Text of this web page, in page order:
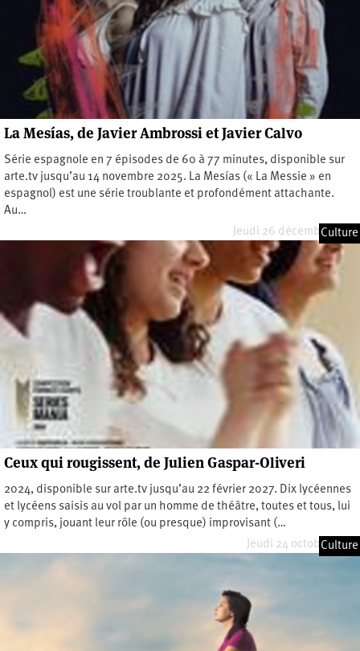
La Mesías, de Javier Ambrossi et Javier Calvo
Série espagnole en 7 épisodes de 60 à 77 minutes, disponible sur
arte.tv jusqu’au 14 novembre 2025. La Mesías (« La Messie » en
espagnol) est une série troublante et profondément attachante.
Au…
Jeudi 26 décembre 2024
Culture
Ceux qui rougissent, de Julien Gaspar-Oliveri
2024, disponible sur arte.tv jusqu’au 22 février 2027. Dix lycéennes
et lycéens saisis au vol par un homme de théâtre, toutes et tous, lui
y compris, jouant leur rôle (ou presque) improvisant (…
Jeudi 24 octobre 2024
Culture